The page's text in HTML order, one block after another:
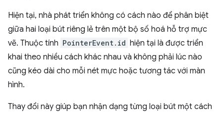
Hiện tại, nhà phát triển không có cách nào để phân biệt
giữa hai loại bút riêng lẻ trên một bộ số hoá hỗ trợ mực
vẽ. Thuộc tính PointerEvent.id hiện tại là được triển
khai theo nhiều cách khác nhau và không phải lúc nào
cũng kéo dài cho mỗi nét mực hoặc tương tác với màn
hình.
Thay đổi này giúp bạn nhận dạng từng loại bút một cách